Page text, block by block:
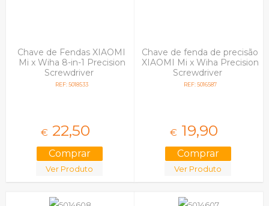
Chave de Fendas XIAOMI
Mi x Wiha 8-in-1 Precision
Screwdriver
REF: 5018533
€ 22,50
Ver Produto
Chave de fenda de precisão
XIAOMI Mi x Wiha Precision
Screwdriver
REF: 5016587
€ 19,90
Ver Produto